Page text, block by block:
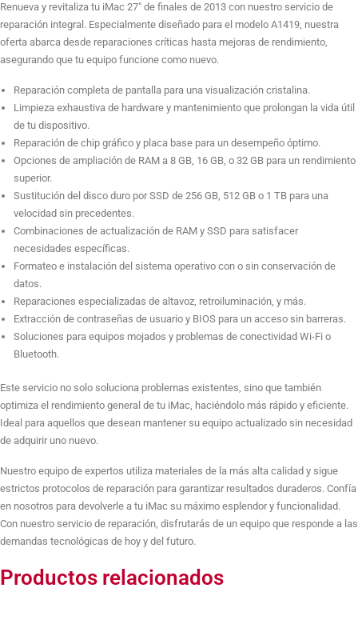
Sustitución de Disco Duro a SSD 256GB
Sustitución de Disco Duro a SSD 512GB
Sustitución de 8GB RAM + 512GB SSD
Sustitución de 16GB RAM + 512GB SSD
Sustitución de 16GB RAM + 256GB SSD
Renueva y revitaliza tu iMac 27″ de finales de 2013 con nuestro servicio de
reparación integral. Especialmente diseñado para el modelo A1419, nuestra
oferta abarca desde reparaciones críticas hasta mejoras de rendimiento,
asegurando que tu equipo funcione como nuevo.
Reparación completa de pantalla para una visualización cristalina.
Limpieza exhaustiva de hardware y mantenimiento que prolongan la vida útil
de tu dispositivo.
Reparación de chip gráfico y placa base para un desempeño óptimo.
Opciones de ampliación de RAM a 8 GB, 16 GB, o 32 GB para un rendimiento
superior.
Sustitución del disco duro por SSD de 256 GB, 512 GB o 1 TB para una
velocidad sin precedentes.
Combinaciones de actualización de RAM y SSD para satisfacer
necesidades específicas.
Formateo e instalación del sistema operativo con o sin conservación de
datos.
Reparaciones especializadas de altavoz, retroiluminación, y más.
Extracción de contraseñas de usuario y BIOS para un acceso sin barreras.
Soluciones para equipos mojados y problemas de conectividad Wi-Fi o
Bluetooth.
Este servicio no solo soluciona problemas existentes, sino que también
optimiza el rendimiento general de tu iMac, haciéndolo más rápido y eficiente.
Ideal para aquellos que desean mantener su equipo actualizado sin necesidad
de adquirir uno nuevo.
Nuestro equipo de expertos utiliza materiales de la más alta calidad y sigue
estrictos protocolos de reparación para garantizar resultados duraderos. Confía
en nosotros para devolverle a tu iMac su máximo esplendor y funcionalidad.
Con nuestro servicio de reparación, disfrutarás de un equipo que responde a las
demandas tecnológicas de hoy y del futuro.
Productos relacionados